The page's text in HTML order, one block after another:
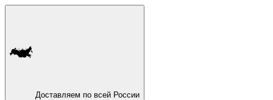
Доставляем по всей России